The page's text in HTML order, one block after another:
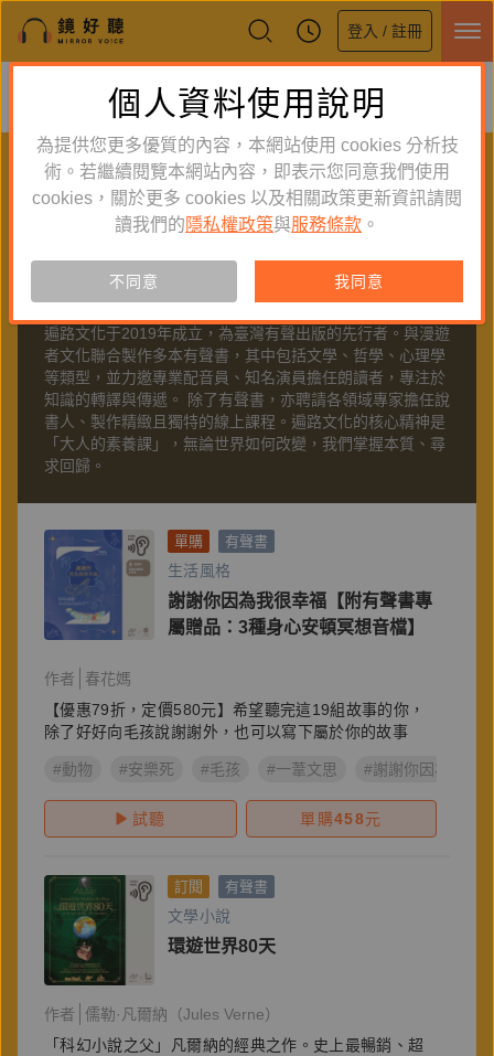
登入 / 註冊
鏡好聽全新APP上線
體驗全面升級，即刻下載
PUBLISHER
遍路文化
遍路文化于2019年成立，為臺灣有聲出版的先行者。與漫遊
者文化聯合製作多本有聲書，其中包括文學、哲學、心理學
等類型，並力邀專業配音員、知名演員擔任朗讀者，專注於
知識的轉譯與傳遞。 除了有聲書，亦聘請各領域專家擔任說
書人、製作精緻且獨特的線上課程。遍路文化的核心精神是
「大人的素養課」，無論世界如何改變，我們掌握本質、尋
求回歸。
單購 有聲書
生活風格
謝謝你因為我很幸福【附有聲書專
屬贈品：3種身心安頓冥想音檔】
作者
春花媽
【優惠79折，定價580元】希望聽完這19組故事的你，
除了好好向毛孩說謝謝外，也可以寫下屬於你的故事
#動物 #安樂死 #毛孩 #一葦文思 #謝謝你因為我很
試聽 單購458元
訂閱 有聲書
文學小說
環遊世界80天
作者
儒勒·凡爾納（Jules Verne）
「科幻小說之父」凡爾納的經典之作。史上最暢銷、超
個人資料使用說明
為提供您更多優質的內容，本網站使用 cookies 分析技
術。若繼續閱覽本網站內容，即表示您同意我們使用
cookies，關於更多 cookies 以及相關政策更新資訊請閱
讀我們的 隱私權政策與服務條款 。
不同意 我同意